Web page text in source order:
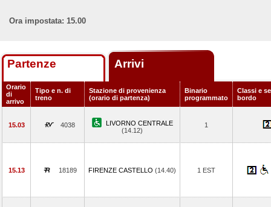
Ora impostata: 15.00
Partenze Arrivi
Orario
di
arrivo
Tipo e n. di
treno
Stazione di provenienza
(orario di partenza)
Binario
programmato
Classi e
bordo
15.03 4038
LIVORNO CENTRALE
(14.12)
1
15.13 18189 FIRENZE CASTELLO (14.40) 1 EST